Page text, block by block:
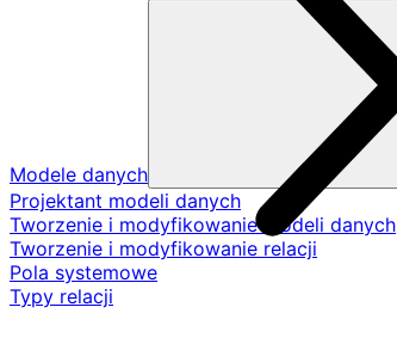
Modele danych
Projektant modeli danych
Tworzenie i modyfikowanie modeli danych
Tworzenie i modyfikowanie relacji
Pola systemowe
Typy relacji